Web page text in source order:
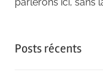
Posts récents